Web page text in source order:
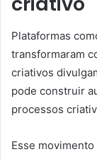
Plataformas
transformaram
criativos
pode construir
processos
Esse